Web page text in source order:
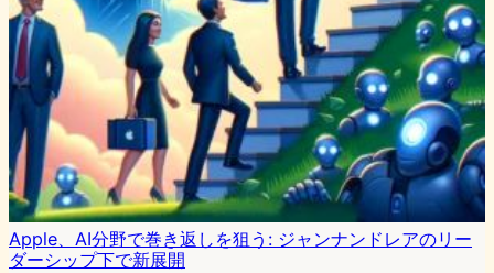
Apple、AI分野で巻き返しを狙う: ジャンナンドレアのリー
ダーシップ下で新展開